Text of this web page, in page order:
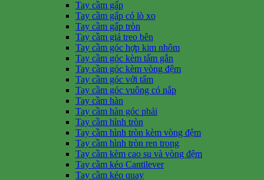
Tay cầm gấp
Tay cầm gấp có lò xo
Tay cầm gấp tròn
Tay cầm giá treo bên
Tay cầm góc hợp kim nhôm
Tay cầm góc kèm tấm gắn
Tay cầm góc kèm vòng đệm
Tay cầm góc với tấm
Tay cầm góc vuông có nắp
Tay cầm hàn
Tay cầm hàn góc phải
Tay cầm hình tròn
Tay cầm hình tròn kèm vòng đệm
Tay cầm hình tròn ren trong
Tay cầm kèm cao su và vòng đệm
Tay cầm kéo Cantilever
Tay cầm kéo quay